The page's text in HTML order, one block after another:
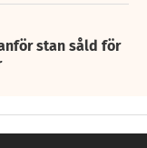
stan såld för